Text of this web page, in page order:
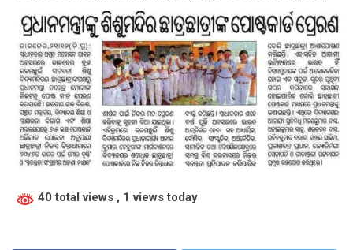
40 total views , 1 views today